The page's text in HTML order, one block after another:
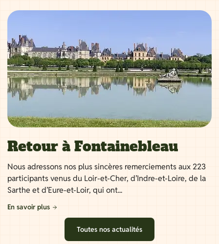
Retour à Fontainebleau
Nous adressons nos plus sincères remerciements aux 223
participants venus du Loir-et-Cher, d’Indre-et-Loire, de la
Sarthe et d’Eure-et-Loir, qui ont...
En savoir plus
Toutes nos actualités